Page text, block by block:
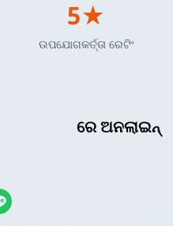
ରେ ଅନଲାଇନ୍
5★
ଉପଯୋଗକର୍ତ୍ତା ରେଟିଂ